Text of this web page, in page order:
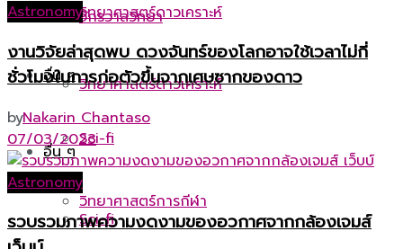
จักรวาลวิทยา
วิทยาศาสตร์ดาวเคราะห์
อื่น ๆ
Sci-fi
วิทยาศาสตร์ดาวเคราะห์
อื่น ๆ
Sci-fi
วิทยาศาสตร์การกีฬา
Astronomy
งานวิจัยล่าสุดพบ ดวงจันทร์ของโลกอาจใช้เวลาไม่กี่
ชั่วโมงในการก่อตัวขึ้นจากเศษซากของดาว
byNakarin Chantaso
07/03/2023
Astronomy
รวบรวมภาพความงดงามของอวกาศจากกล้องเจมส์